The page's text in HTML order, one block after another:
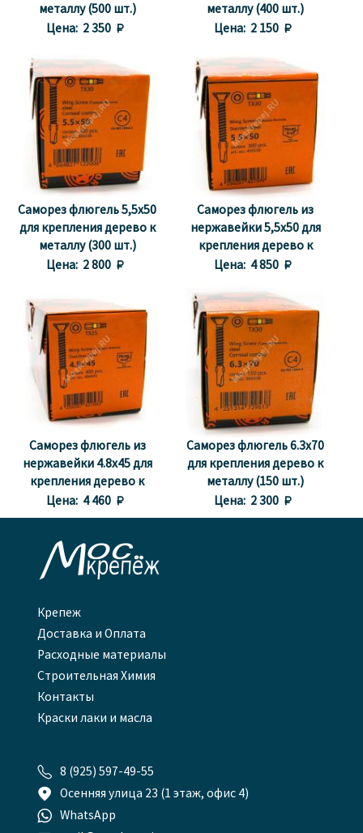
металлу (500 шт.)
Цена: 2 350 
металлу (400 шт.)
Цена: 2 150 
Саморез флюгель 5,5x50
для крепления дерево к
металлу (300 шт.)
Цена: 2 800 
Саморез флюгель из
нержавейки 5,5x50 для
крепления дерево к
металлу (300 шт.)
Цена: 4 850 
Саморез флюгель из
нержавейки 4.8x45 для
крепления дерево к
металлу (400 шт.)
Цена: 4 460 
Саморез флюгель 6.3x70
для крепления дерево к
металлу (150 шт.)
Цена: 2 300 

Крепеж
Доставка и Оплата
Расходные материалы
Строительная Химия
Контакты
Краски лаки и масла
 8 (925) 597-49-55
 Осенняя улица 23 (1 этаж, офис 4)
 WhatsApp